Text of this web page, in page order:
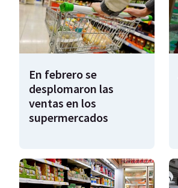
En febrero se
desplomaron las
ventas en los
supermercados